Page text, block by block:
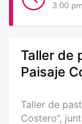
3:00
Taller de
Paisaje
Taller de
Costero”,